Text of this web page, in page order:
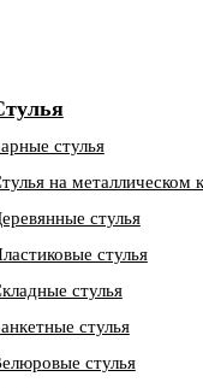
стулья
на металлическом
стулья
стулья
стулья
стулья
стулья